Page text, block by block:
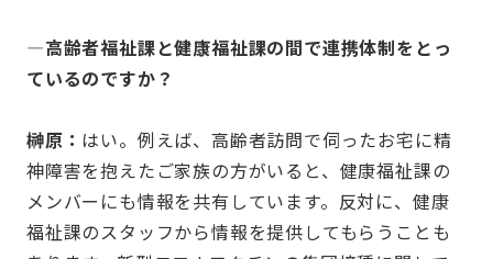
—高齢者福祉課と健康福祉課の間で連携体制をとっ
ているのですか？
榊原： はい。例えば、高齢者訪問で伺ったお宅に精
神障害を抱えたご家族の方がいると、健康福祉課の
メンバーにも情報を共有しています。反対に、健康
福祉課のスタッフから情報を提供してもらうことも